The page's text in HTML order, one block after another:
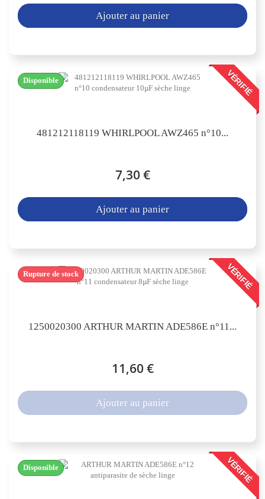
Ajouter au panier
VÉRIFIÉ
481212118119 WHIRLPOOL AWZ465 n°10...
7,30 €
Disponible
Ajouter au panier
VÉRIFIÉ
1250020300 ARTHUR MARTIN ADE586E n°11...
11,60 €
Rupture de stock
Ajouter au panier
VÉRIFIÉ
Disponible